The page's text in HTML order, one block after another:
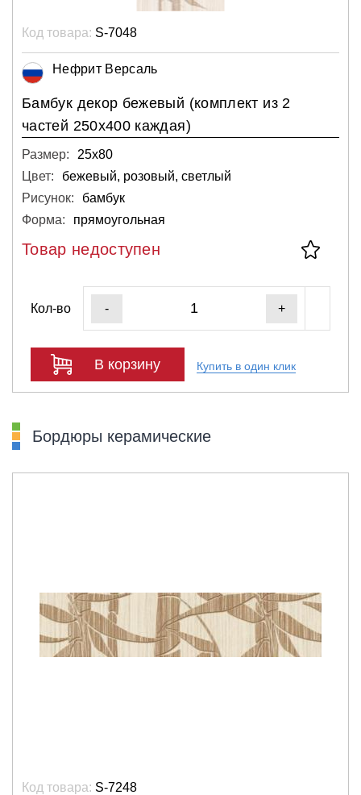
Код товара: S-7048
Нефрит Версаль
Бамбук декор бежевый (комплект из 2
частей 250х400 каждая)
Размер:
25х80
Цвет:
бежевый, розовый, светлый
Рисунок:
бамбук
Форма:
прямоугольная
Товар недоступен
Кол-во - +
В корзину Купить в один клик
Бордюры керамические
Код товара: S-7248